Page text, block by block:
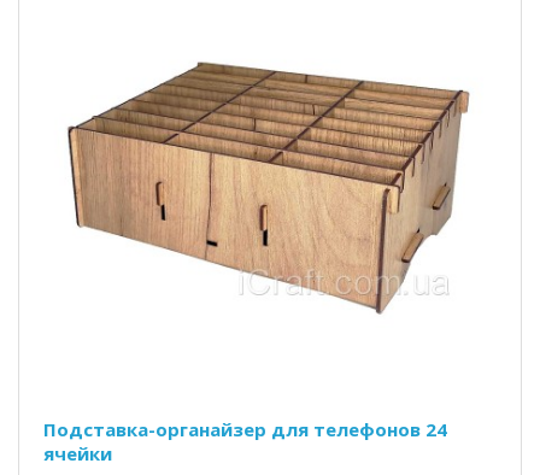
Подставка-органайзер для телефонов 24
ячейки